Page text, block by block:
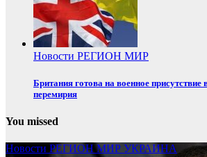
Новости РЕГИОН МИР
Британия готова на военное присутствие
перемирия
You missed
Новости РЕГИОНМИР УКРАИНА